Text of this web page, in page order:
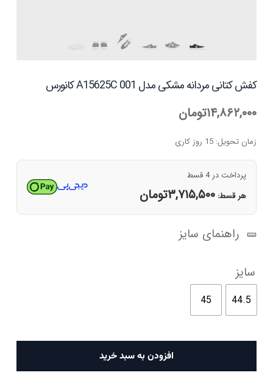
کفش کتانی مردانه مشکی مدل A15625C 001 کانورس
۱۴,۸۶۲,۰۰۰تومان
زمان تحویل: 15 روز کاری
پرداخت در 4 قسط
هر قسط:۳,۷۱۵,۵۰۰تومان
راهنمای سایز
سایز
44.5
45
کتانی
افزودن به سبد خرید